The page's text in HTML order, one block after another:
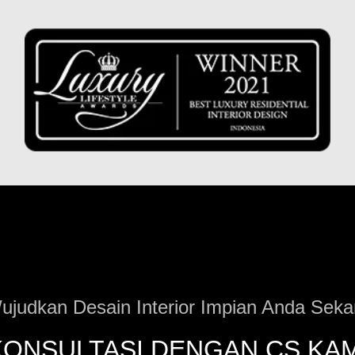
Desain Interior Impian Anda
DENGAN CS